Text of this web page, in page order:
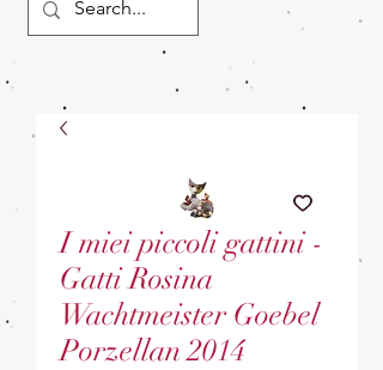
I miei piccoli gattini -
Gatti Rosina
Wachtmeister Goebel
Porzellan 2014